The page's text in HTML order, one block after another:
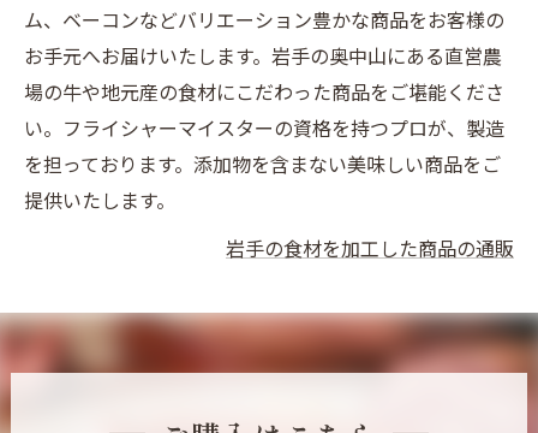
ム、ベーコンなどバリエーション豊かな商品をお客様の
お手元へお届けいたします。岩手の奥中山にある直営農
場の牛や地元産の食材にこだわった商品をご堪能くださ
い。フライシャーマイスターの資格を持つプロが、製造
を担っております。添加物を含まない美味しい商品をご
提供いたします。
岩手の食材を加工した商品の通販